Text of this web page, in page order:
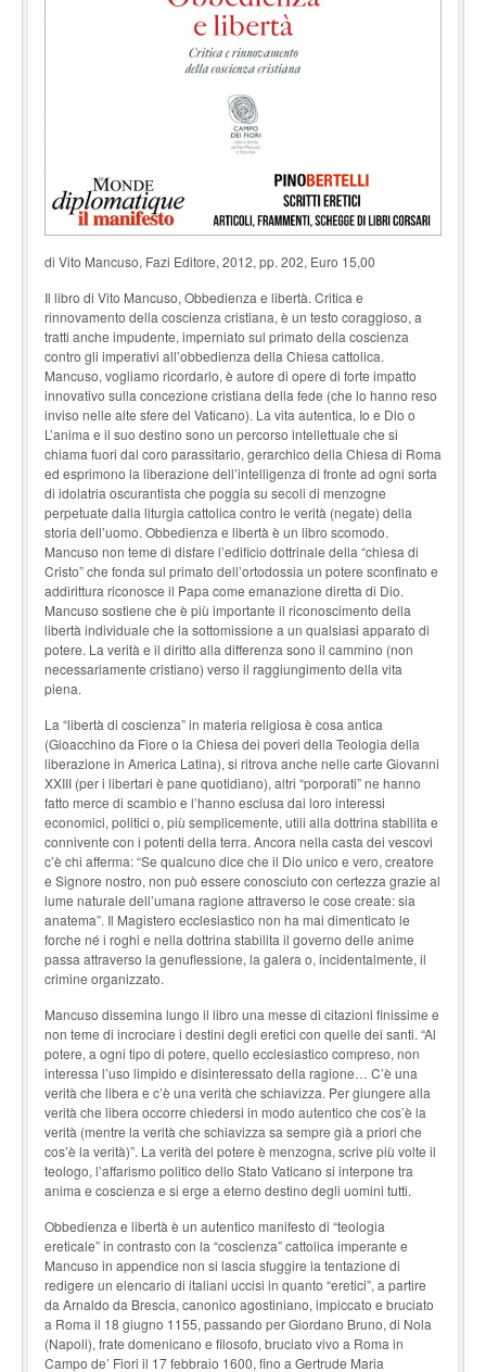
di Vito Mancuso, Fazi Editore, 2012, pp. 202, Euro 15,00
Il libro di Vito Mancuso, Obbedienza e libertà. Critica e
rinnovamento della coscienza cristiana, è un testo coraggioso, a
tratti anche impudente, imperniato sul primato della coscienza
contro gli imperativi all’obbedienza della Chiesa cattolica.
Mancuso, vogliamo ricordarlo, è autore di opere di forte impatto
innovativo sulla concezione cristiana della fede (che lo hanno reso
inviso nelle alte sfere del Vaticano). La vita autentica, Io e Dio o
L’anima e il suo destino sono un percorso intellettuale che si
chiama fuori dal coro parassitario, gerarchico della Chiesa di Roma
ed esprimono la liberazione dell’intelligenza di fronte ad ogni sorta
di idolatria oscurantista che poggia su secoli di menzogne
perpetuate dalla liturgia cattolica contro le verità (negate) della
storia dell’uomo. Obbedienza e libertà è un libro scomodo.
Mancuso non teme di disfare l’edificio dottrinale della “chiesa di
Cristo” che fonda sul primato dell’ortodossia un potere sconfinato e
addirittura riconosce il Papa come emanazione diretta di Dio.
Mancuso sostiene che è più importante il riconoscimento della
libertà individuale che la sottomissione a un qualsiasi apparato di
potere. La verità e il diritto alla differenza sono il cammino (non
necessariamente cristiano) verso il raggiungimento della vita
piena.
La “libertà di coscienza” in materia religiosa è cosa antica
(Gioacchino da Fiore o la Chiesa dei poveri della Teologia della
liberazione in America Latina), si ritrova anche nelle carte Giovanni
XXIII (per i libertari è pane quotidiano), altri “porporati” ne hanno
fatto merce di scambio e l’hanno esclusa dai loro interessi
economici, politici o, più semplicemente, utili alla dottrina stabilita e
connivente con i potenti della terra. Ancora nella casta dei vescovi
c’è chi afferma: “Se qualcuno dice che il Dio unico e vero, creatore
e Signore nostro, non può essere conosciuto con certezza grazie al
lume naturale dell’umana ragione attraverso le cose create: sia
anatema”. Il Magistero ecclesiastico non ha mai dimenticato le
forche né i roghi e nella dottrina stabilita il governo delle anime
passa attraverso la genuflessione, la galera o, incidentalmente, il
crimine organizzato.
Mancuso dissemina lungo il libro una messe di citazioni finissime e
non teme di incrociare i destini degli eretici con quelle dei santi. “Al
potere, a ogni tipo di potere, quello ecclesiastico compreso, non
interessa l’uso limpido e disinteressato della ragione… C’è una
verità che libera e c’è una verità che schiavizza. Per giungere alla
verità che libera occorre chiedersi in modo autentico che cos’è la
verità (mentre la verità che schiavizza sa sempre già a priori che
cos’è la verità)”. La verità del potere è menzogna, scrive più volte il
teologo, l’affarismo politico dello Stato Vaticano si interpone tra
anima e coscienza e si erge a eterno destino degli uomini tutti.
Obbedienza e libertà è un autentico manifesto di “teologia
ereticale” in contrasto con la “coscienza” cattolica imperante e
Mancuso in appendice non si lascia sfuggire la tentazione di
redigere un elencario di italiani uccisi in quanto “eretici”, a partire
da Arnaldo da Brescia, canonico agostiniano, impiccato e bruciato
a Roma il 18 giugno 1155, passando per Giordano Bruno, di Nola
(Napoli), frate domenicano e filosofo, bruciato vivo a Roma in
Campo de’ Fiori il 17 febbraio 1600, fino a Gertrude Maria